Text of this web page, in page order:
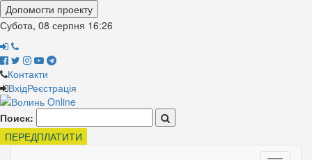
Допомогти проекту
Субота, 08 серпня 16:26
Контакти
ВхідРеєстрація
Поиск:
ПЕРЕДПЛАТИТИ